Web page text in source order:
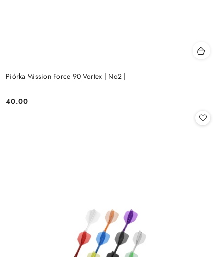
Piórka Mission Force 90 Vortex | No2 |
Cena:
40.00